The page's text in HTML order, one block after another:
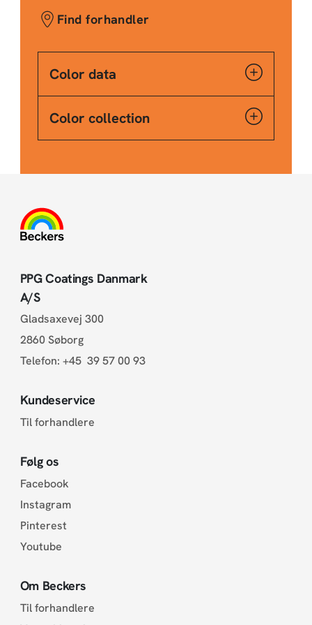
Find forhandler
Color data
Color collection
PPG Coatings Danmark
A/S
Gladsaxevej 300
2860 Søborg
Telefon: +45 39 57 00 93
Kundeservice
Til forhandlere
Følg os
Facebook
Instagram
Pinterest
Youtube
Om Beckers
Til forhandlere